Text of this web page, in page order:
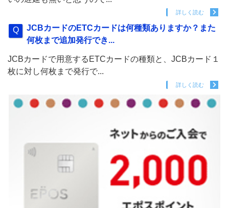
詳しく読む
JCBカードのETCカードは何種類ありますか？また
何枚まで追加発行でき...
JCBカードで用意するETCカードの種類と、JCBカード１
枚に対し何枚まで発行で...
詳しく読む